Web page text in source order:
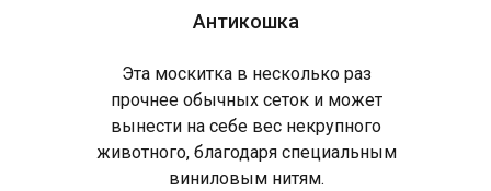
Антикошка
Эта москитка в несколько раз
прочнее обычных сеток и может
вынести на себе вес некрупного
животного, благодаря специальным
виниловым нитям.